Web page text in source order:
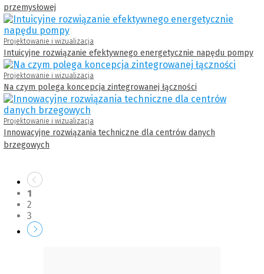
przemysłowej
Projektowanie i wizualizacja
Intuicyjne rozwiązanie efektywnego energetycznie napędu pompy
Projektowanie i wizualizacja
Na czym polega koncepcja zintegrowanej łączności
Projektowanie i wizualizacja
Innowacyjne rozwiązania techniczne dla centrów danych
brzegowych
1
2
3